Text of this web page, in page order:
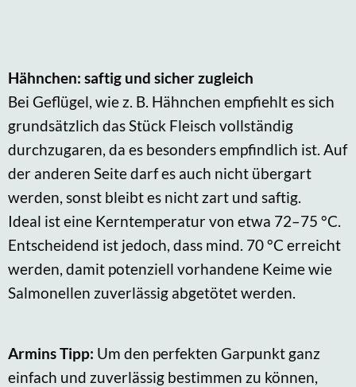
Hähnchen: saftig und sicher zugleich
Bei Geflügel, wie z. B. Hähnchen empfiehlt es sich
grundsätzlich das Stück Fleisch vollständig
durchzugaren, da es besonders empfindlich ist. Auf
der anderen Seite darf es auch nicht übergart
werden, sonst bleibt es nicht zart und saftig.
Ideal ist eine Kerntemperatur von etwa 72–75 °C.
Entscheidend ist jedoch, dass mind. 70 °C erreicht
werden, damit potenziell vorhandene Keime wie
Salmonellen zuverlässig abgetötet werden.
Armins Tipp: Um den perfekten Garpunkt ganz
einfach und zuverlässig bestimmen zu können,